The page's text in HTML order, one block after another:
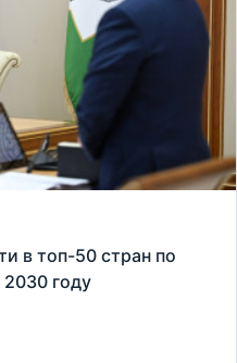
в топ-50 стран по
2030 году